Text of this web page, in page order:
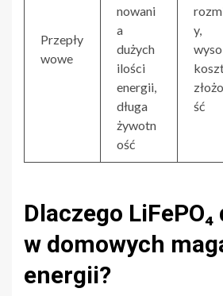
Przepły
wowe
nowani
a
dużych
ilości
energii,
długa
żywotn
ość
y,
ść
Dlaczego
w domowych
energii?